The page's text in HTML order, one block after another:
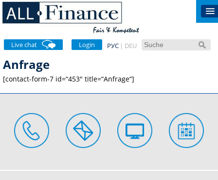
Login
Live chat РУС DEU
Anfrage
[contact-form-7 id=“453″ title=“Anfrage“]